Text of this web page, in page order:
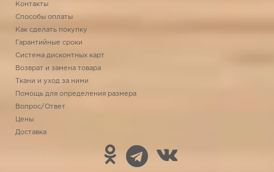
Контакты
Способы оплаты
Как сделать покупку
Гарантийные сроки
Система дисконтных карт
Возврат и замена товара
Ткани и уход за ними
Помощь для определения размера
Вопрос/Ответ
Цены
Доставка